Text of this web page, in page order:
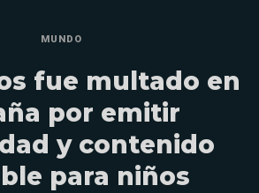
MUNDO
fue multado en
por emitir
y contenido
para niños